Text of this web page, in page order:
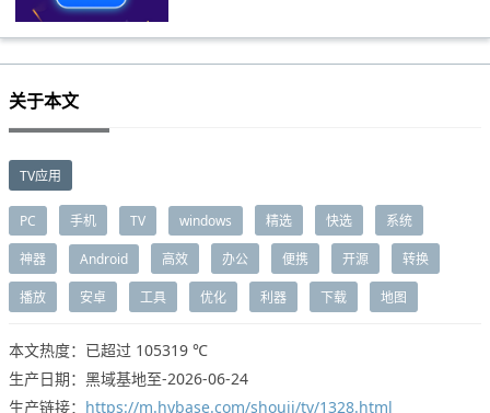
关于本文
TV应用
PC 手机 TV windows 精选 快选 系统
神器 Android 高效 办公 便携 开源 转换
播放 安卓 工具 优化 利器 下载 地图
本文热度：已超过 105319 ℃
生产日期：黑域基地至-2026-06-24
生产链接： https://m.hybase.com/shouji/tv/1328.html